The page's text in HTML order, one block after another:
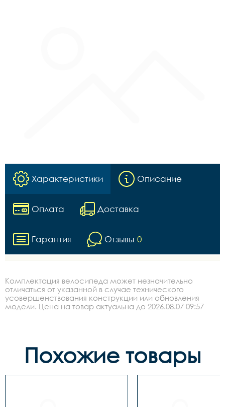
Характеристики Описание
Оплата Доставка
Гарантия Отзывы 0
Комплектация велосипеда может незначительно
отличаться от указанной в случае технического
усовершенствования конструкции или обновления
модели. Цена на товар актуальна до 2026.08.07 09:57
Похожие товары